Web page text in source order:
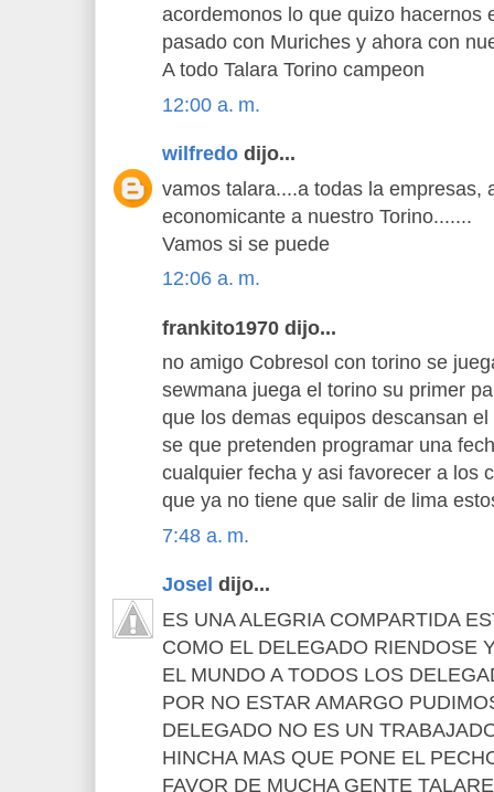
acordemonos lo que quizo hacernos
pasado con Muriches y ahora con
A todo Talara Torino campeon
12:00 a. m.
wilfredo dijo...
vamos talara....a todas la empresas,
economicante a nuestro Torino.......
Vamos si se puede
12:06 a. m.
frankito1970 dijo...
no amigo Cobresol con torino se
sewmana juega el torino su primer
que los demas equipos descansan
se que pretenden programar una
cualquier fecha y asi favorecer a los
que ya no tiene que salir de lima
7:48 a. m.
Josel dijo...
ES UNA ALEGRIA COMPARTIDA
COMO EL DELEGADO RIENDOSE
EL MUNDO A TODOS LOS
POR NO ESTAR AMARGO
DELEGADO NO ES UN
HINCHA MAS QUE PONE EL
FAVOR DE MUCHA GENTE